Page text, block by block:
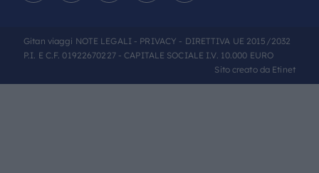
Gitan viaggi NOTE LEGALI- PRIVACY - DIRETTIVA UE 2015/2032
P.I. E C.F. 01922670227 - CAPITALE SOCIALE I.V. 10.000 EURO
Sito creato da Etinet